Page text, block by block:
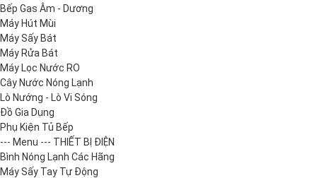
Bếp Gas Âm - Dương
Máy Hút Mùi
Máy Sấy Bát
Máy Rửa Bát
Máy Lọc Nước RO
Cây Nước Nóng Lạnh
Lò Nướng - Lò Vi Sóng
Đồ Gia Dụng
Phụ Kiện Tủ Bếp
--- Menu --- THIẾT BỊ ĐIỆN
Bình Nóng Lạnh Các Hãng
Máy Sấy Tay Tự Động